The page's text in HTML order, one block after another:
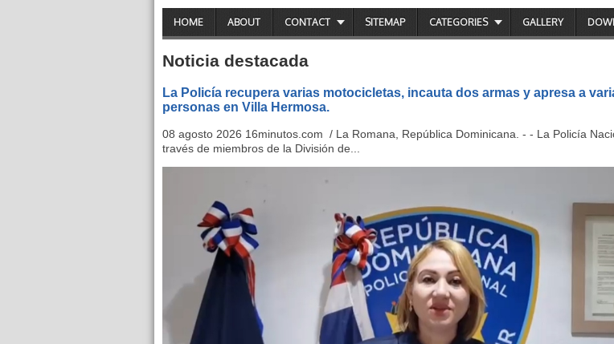
HOME ABOUT CONTACT SITEMAP CATEGORIES GALLERY
Noticia destacada
La Policía recupera varias motocicletas, incauta dos armas y apresa a
personas en Villa Hermosa.
08 agosto 2026 16minutos.com / La Romana, República Dominicana. - - La Policía
través de miembros de la División de...